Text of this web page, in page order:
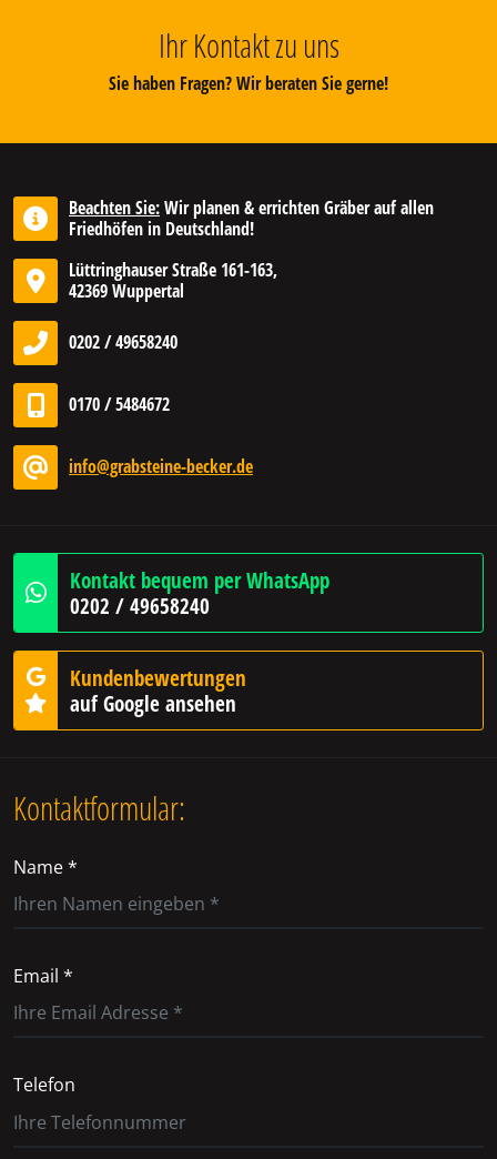
Ihr Kontakt zu uns
Sie haben Fragen? Wir beraten Sie gerne!
Beachten Sie:Wir planen & errichten Gräber auf allen
Friedhöfen in Deutschland!
Lüttringhauser Straße 161-163,
42369 Wuppertal
0202 / 49658240
0170 / 5484672
info@grabsteine-becker.de
Kontakt bequem per WhatsApp
0202 / 49658240
Kundenbewertungen
auf Google ansehen
Kontaktformular:
Name *
Email *
Telefon